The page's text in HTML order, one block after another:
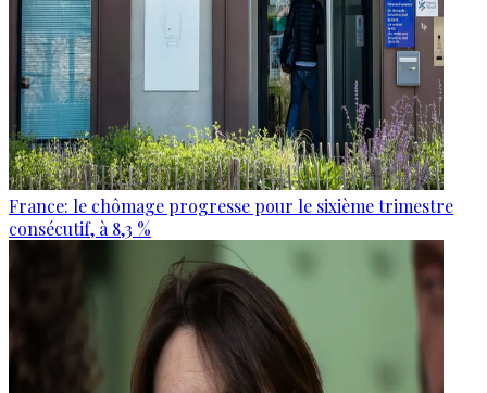
France: le chômage progresse pour le sixième trimestre
consécutif, à 8,3 %